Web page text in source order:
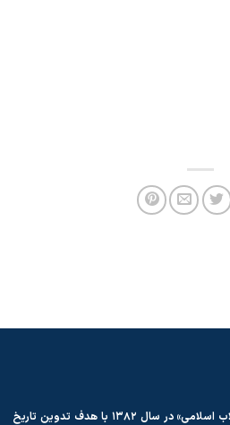
اسلامی»
در سال ۱۳۸۲ با هدف تدوین تاریخ